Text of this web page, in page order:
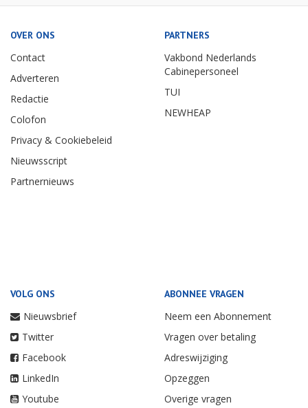
OVER ONS
Contact
Adverteren
Redactie
Colofon
Privacy & Cookiebeleid
Nieuwsscript
Partnernieuws
PARTNERS
Vakbond Nederlands
Cabinepersoneel
TUI
NEWHEAP
VOLG ONS
Nieuwsbrief
Twitter
Facebook
LinkedIn
Youtube
ABONNEE VRAGEN
Neem een Abonnement
Vragen over betaling
Adreswijziging
Opzeggen
Overige vragen